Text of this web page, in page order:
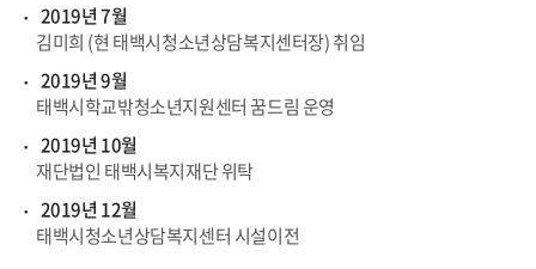
2019년 7월
김미희 (현 태백시청소년상담복지센터장) 취임
2019년 9월
태백시학교밖청소년지원센터 꿈드림 운영
2019년 10월
재단법인 태백시복지재단 위탁
2019년 12월
태백시청소년상담복지센터 시설이전